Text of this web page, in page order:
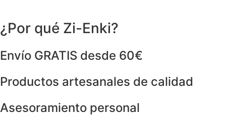
¿Por qué Zi-Enki?
Envío GRATIS desde 60€
Productos artesanales de calidad
Asesoramiento personal